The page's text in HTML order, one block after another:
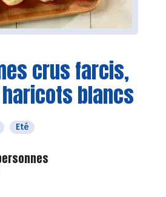
crus farcis,
blancs
Eté